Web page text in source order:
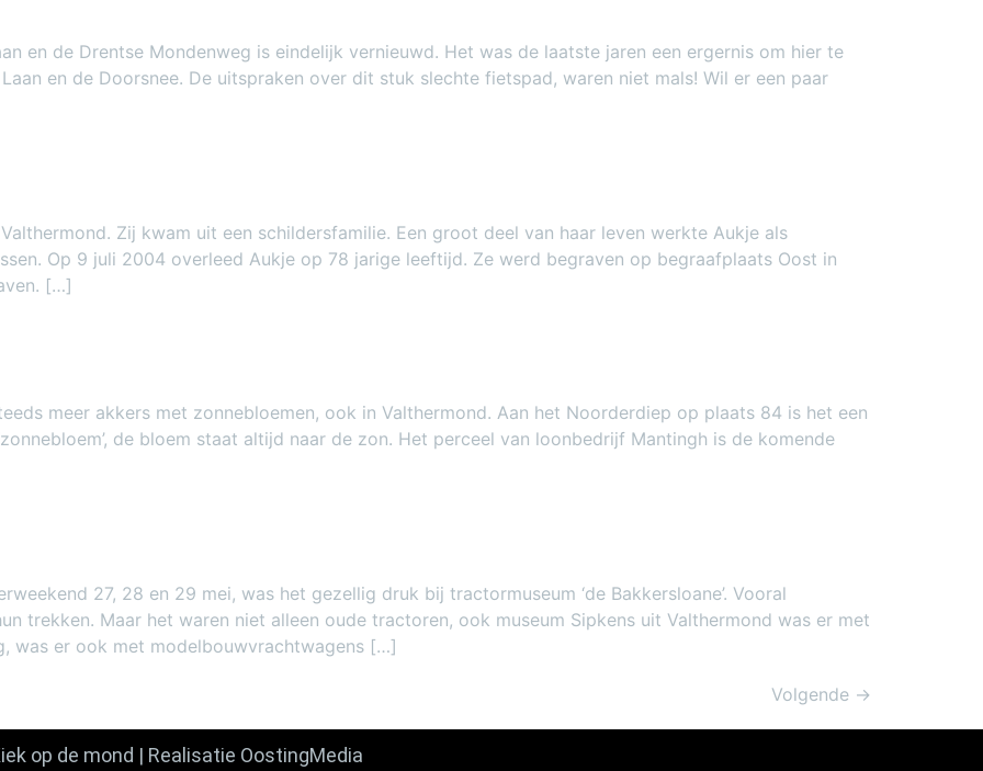
en de Drentse Mondenweg is eindelijk vernieuwd. Het was de laatste jaren een ergernis om hier te
en de Doorsnee. De uitspraken over dit stuk slechte fietspad, waren niet mals! Wil er een paar
Zij kwam uit een schildersfamilie. Een groot deel van haar leven werkte Aukje als
Op 9 juli 2004 overleed Aukje op 78 jarige leeftijd. Ze werd begraven op begraafplaats Oost in
[…]
meer akkers met zonnebloemen, ook in Valthermond. Aan het Noorderdiep op plaats 84 is het een
de bloem staat altijd naar de zon. Het perceel van loonbedrijf Mantingh is de komende
27, 28 en 29 mei, was het gezellig druk bij tractormuseum ‘de Bakkersloane’. Vooral
trekken. Maar het waren niet alleen oude tractoren, ook museum Sipkens uit Valthermond was er met
was er ook met modelbouwvrachtwagens […]
Volgende →
op de mond | Realisatie OostingMedia